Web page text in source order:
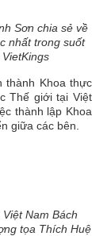
Sơn chia sẻ về
nhất trong suốt
VietKings
thành Khoa thực
Thế giới tại Việt
thành lập Khoa
giữa các bên.
Nam Bách
tọa Thích Huệ